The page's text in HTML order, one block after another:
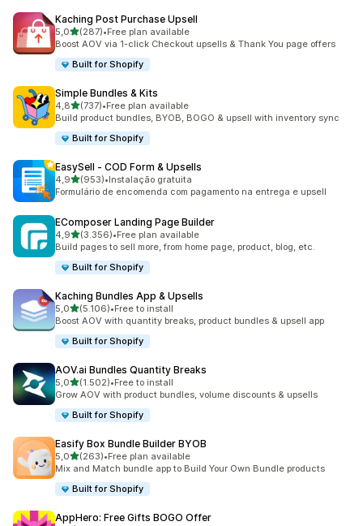
Kaching Post Purchase Upsell
5,0de 5 estrelas
(287)
287 total de avaliações
•Free plan available
Boost AOV via 1-click Checkout upsells & Thank You page offers
Built for Shopify
Simple Bundles & Kits
4,8de 5 estrelas
(737)
737 total de avaliações
•Free plan available
Build product bundles, BYOB, BOGO & upsell with inventory sync
Built for Shopify
EasySell ‑ COD Form & Upsells
4,9de 5 estrelas
(953)
953 total de avaliações
•Instalação gratuita
Formulário de encomenda com pagamento na entrega e upsell
EComposer Landing Page Builder
4,9de 5 estrelas
(3.356)
3356 total de avaliações
•Free plan available
Build pages to sell more, from home page, product, blog, etc.
Built for Shopify
Kaching Bundles App & Upsells
5,0de 5 estrelas
(5.106)
5106 total de avaliações
•Free to install
Boost AOV with quantity breaks, product bundles & upsell app
Built for Shopify
AOV.ai Bundles Quantity Breaks
5,0de 5 estrelas
(1.502)
1502 total de avaliações
•Free to install
Grow AOV with product bundles, volume discounts & upsells
Built for Shopify
Easify Box Bundle Builder BYOB
5,0de 5 estrelas
(263)
263 total de avaliações
•Free plan available
Mix and Match bundle app to Build Your Own Bundle products
Built for Shopify
AppHero: Free Gifts BOGO Offer